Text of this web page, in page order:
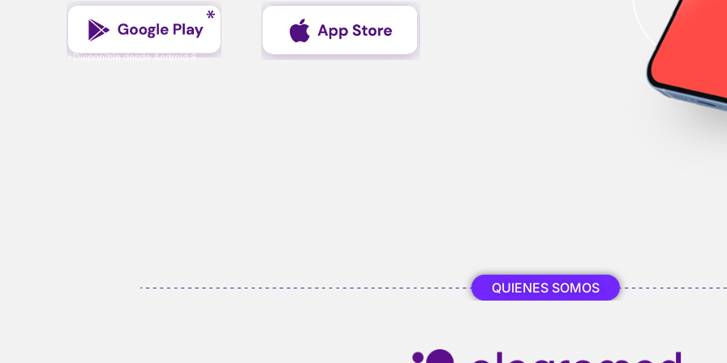
*Disponible desde Android 8
QUIENES SOMOS